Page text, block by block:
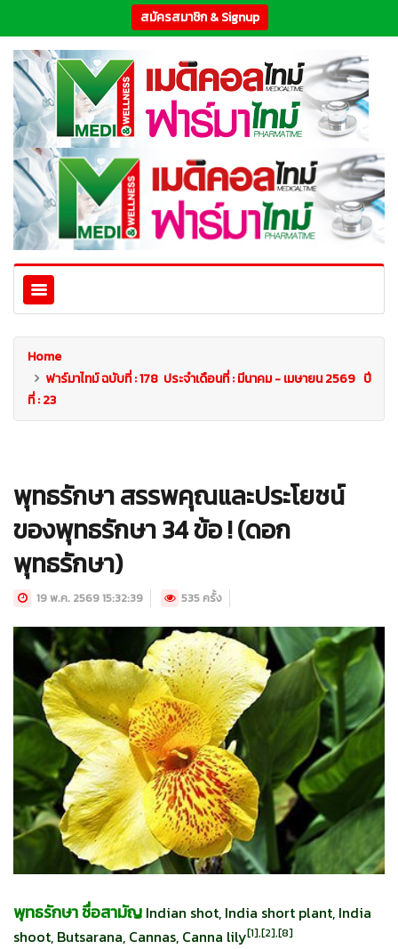
สมัครสมาชิก & Signup
Home
ฟาร์มาไทม์ ฉบับที่ : 178 ประจำเดือนที่ : มีนาคม - เมษายน 2569 ปี
ที่ : 23
พุทธรักษา สรรพคุณและประโยชน์
ของพุทธรักษา 34 ข้อ ! (ดอก
พุทธรักษา)
19 พ.ค. 2569 15:32:39 535 ครั้ง
พุทธรักษา ชื่อสามัญ Indian shot, India short plant, India
shoot, Butsarana, Cannas, Canna lily[1],[2],[8]